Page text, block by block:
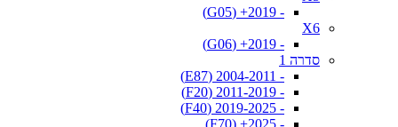
- 2019+ (G05)
X6
- 2019+ (G06)
סדרה 1
- 2004-2011 (E87)
- 2011-2019 (F20)
- 2019-2025 (F40)
- 2025+ (F70)